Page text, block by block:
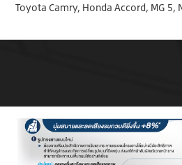
Toyota Camry, Honda Accord, MG 5,